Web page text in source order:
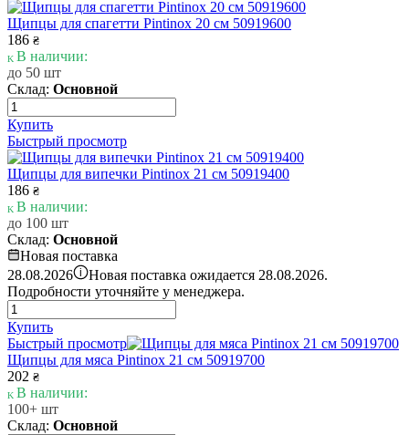
Щипцы для спагетти Pintinox 20 см 50919600
186 ₴
В наличии:
до 50 шт
Склад: Основной
Купить
Быстрый просмотр
Щипцы для випечки Pintinox 21 см 50919400
186 ₴
В наличии:
до 100 шт
Склад: Основной
Новая поставка
28.08.2026 i Новая поставка ожидается 28.08.2026.
Подробности уточняйте у менеджера.
Купить
Быстрый просмотр
Щипцы для мяса Pintinox 21 см 50919700
202 ₴
В наличии:
100+ шт
Склад: Основной